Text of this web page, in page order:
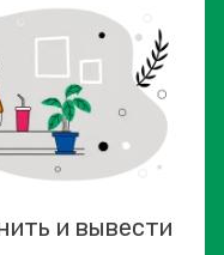
и вывести